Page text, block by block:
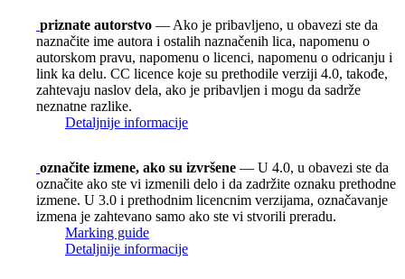
priznate autorstvo — Ako je pribavljeno, u obavezi ste da
naznačite ime autora i ostalih naznačenih lica, napomenu o
autorskom pravu, napomenu o licenci, napomenu o odricanju i
link ka delu. CC licence koje su prethodile verziji 4.0, takođe,
zahtevaju naslov dela, ako je pribavljen i mogu da sadrže
neznatne razlike.
Detaljnije informacije
označite izmene, ako su izvršene — U 4.0, u obavezi ste da
označite ako ste vi izmenili delo i da zadržite oznaku prethodne
izmene. U 3.0 i prethodnim licencnim verzijama, označavanje
izmena je zahtevano samo ako ste vi stvorili preradu.
Marking guide
Detaljnije informacije